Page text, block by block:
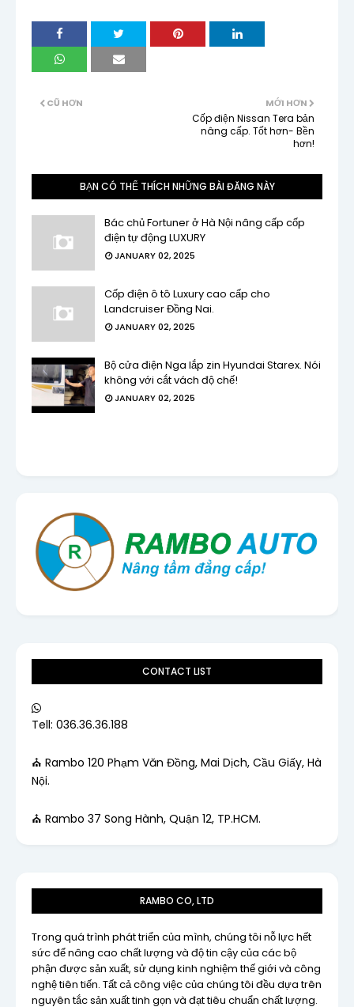
MỚI HƠN
Cốp điện Nissan Tera bản
nâng cấp. Tốt hơn- Bền
hơn!
CŨ HƠN
BẠN CÓ THỂ THÍCH NHỮNG BÀI ĐĂNG NÀY
Bác chủ Fortuner ở Hà Nội nâng cấp cốp
điện tự động LUXURY
JANUARY 02, 2025
Cốp điện ô tô Luxury cao cấp cho
Landcruiser Đồng Nai.
JANUARY 02, 2025
Bộ cửa điện Nga lắp zin Hyundai Starex. Nói
không với cắt vách độ chế!
JANUARY 02, 2025
CONTACT LIST
Tell: 036.36.36.188
⛪ Rambo 120 Phạm Văn Đồng, Mai Dịch, Cầu Giấy, Hà
Nội.
⛪ Rambo 37 Song Hành, Quận 12, TP.HCM.
RAMBO CO, LTD
Trong quá trình phát triển của mình, chúng tôi nỗ lực hết
sức để nâng cao chất lượng và độ tin cậy của các bộ
phận được sản xuất, sử dụng kinh nghiệm thế giới và công
nghệ tiên tiến. Tất cả công việc của chúng tôi đều dựa trên
nguyên tắc sản xuất tinh gọn và đạt tiêu chuẩn chất lượng.